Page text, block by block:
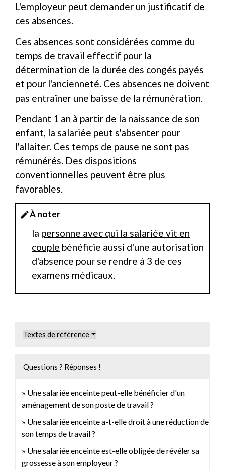
L'employeur peut demander un justificatif de
ces absences.
Ces absences sont considérées comme du
temps de travail effectif pour la
détermination de la durée des congés payés
et pour l'ancienneté. Ces absences ne doivent
pas entraîner une baisse de la rémunération.
Pendant 1 an à partir de la naissance de son
enfant, la salariée peut s'absenter pour
l'allaiter. Ces temps de pause ne sont pas
rémunérés. Des dispositions
conventionnelles peuvent être plus
favorables.
editÀ noter
la personne avec qui la salariée vit en
couple bénéficie aussi d'une autorisation
d'absence pour se rendre à 3 de ces
examens médicaux.
Textes de référence
Questions ? Réponses !
Une salariée enceinte peut-elle bénéficier d'un
aménagement de son poste de travail ?
Une salariée enceinte a-t-elle droit à une réduction de
son temps de travail ?
Une salariée enceinte est-elle obligée de révéler sa
grossesse à son employeur ?